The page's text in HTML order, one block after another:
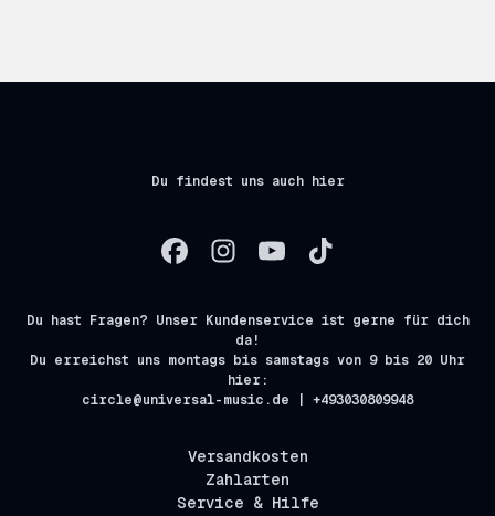
Du findest uns auch hier
Du hast Fragen? Unser Kundenservice ist gerne für dich
da!
Du erreichst uns montags bis samstags von 9 bis 20 Uhr
hier:
circle@universal-music.de | +493030809948
Versandkosten
Zahlarten
Service & Hilfe